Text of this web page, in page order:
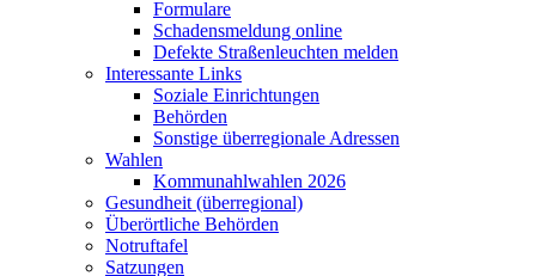
Formulare
Schadensmeldung online
Defekte Straßenleuchten melden
Interessante Links
Soziale Einrichtungen
Behörden
Sonstige überregionale Adressen
Wahlen
Kommunahlwahlen 2026
Gesundheit (überregional)
Überörtliche Behörden
Notruftafel
Satzungen